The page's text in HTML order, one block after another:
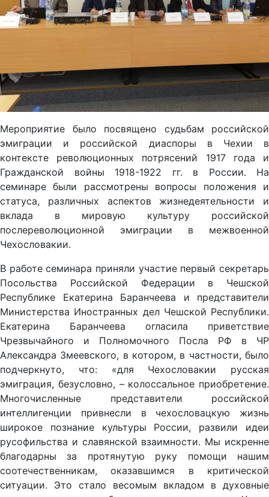
Мероприятие было посвящено судьбам российской
эмиграции и российской диаспоры в Чехии в
контексте революционных потрясений 1917 года и
Гражданской войны 1918-1922 гг. в России. На
семинаре были рассмотрены вопросы положения и
статуса, различных аспектов жизнедеятельности и
вклада в мировую культуру российской
послереволюционной эмиграции в межвоенной
Чехословакии.
В работе семинара приняли участие первый секретарь
Посольства Российской Федерации в Чешской
Республике Екатерина Баранчеева и представители
Министерства Иностранных дел Чешской Республики.
Екатерина Баранчеева огласила приветствие
Чрезвычайного и Полномочного Посла РФ в ЧР
Александра Змеевского, в котором, в частности, было
подчеркнуто, что: «для Чехословакии русская
эмиграция, безусловно, – колоссальное приобретение.
Многочисленные представители российской
интеллигенции привнесли в чехословацкую жизнь
широкое познание культуры России, развили идеи
русофильства и славянской взаимности. Мы искренне
благодарны за протянутую руку помощи нашим
соотечественникам, оказавшимся в критической
ситуации. Это стало весомым вкладом в духовные